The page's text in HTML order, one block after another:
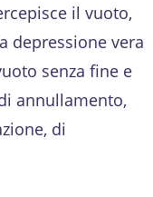
il vuoto,
depressione vera
senza fine e
annullamento,
di